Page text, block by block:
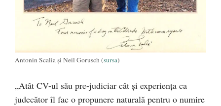
Antonin Scalia și Neil Gorusch (sursa)
„Atât CV-ul său pre-judiciar cât și experiența ca
judecător îl fac o propunere naturală pentru o numire